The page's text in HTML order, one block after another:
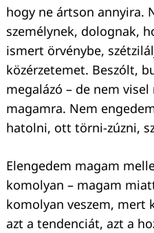
hogy ne ártson annyira.
személynek, dolognak,
ismert örvénybe,
közérzetemet. Beszólt,
megalázó – de nem
magamra. Nem
hatolni, ott törni-zúzni,
Elengedem magam
komolyan – magam
komolyan veszem, mert
azt a tendenciát, azt a